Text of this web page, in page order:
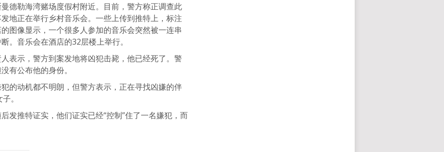
德勒海湾赌场度假村附近。目前，警方称正调查此
地正在举行乡村音乐会。一些上传到推特上，标注
图像显示，一个很多人参加的音乐会突然被一连串
。音乐会在酒店的32层楼上举行。
表示，警方到案发地将凶犯击毙，他已经死了。警
有公布他的身份。
的动机都不明朗，但警方表示，正在寻找凶嫌的伴
。
发推特证实，他们证实已经“控制”住了一名嫌犯，而